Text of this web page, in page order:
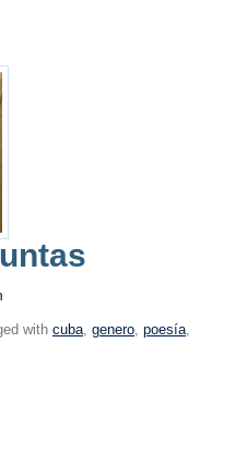
with cuba, genero, poesía,